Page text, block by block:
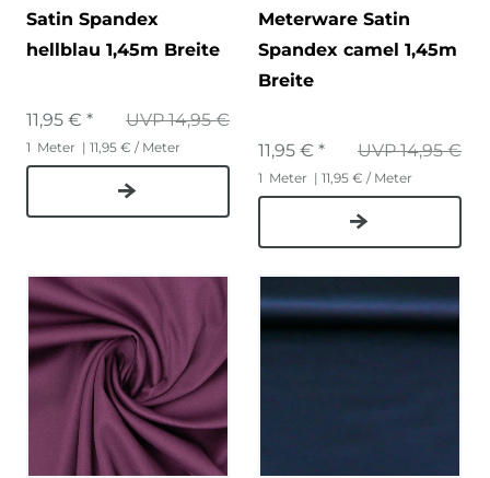
Satin Spandex
hellblau 1,45m Breite
UVP 14,95 €
11,95 € *
1 Meter | 11,95 € / Meter
Meterware Satin
Spandex camel 1,45m
Breite
UVP 14,95 €
11,95 € *
1 Meter | 11,95 € / Meter